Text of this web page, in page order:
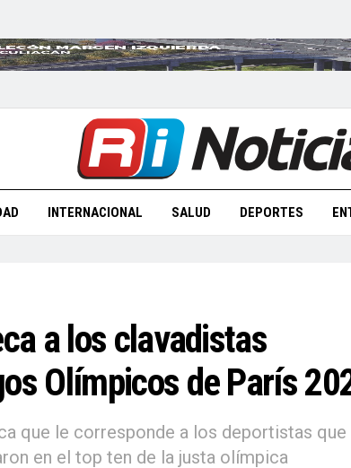
INTERNACIONAL SALUD DEPORTES
a los clavadistas
Olímpicos de París
que le corresponde a los deportistas que
en el top ten de la justa olímpica